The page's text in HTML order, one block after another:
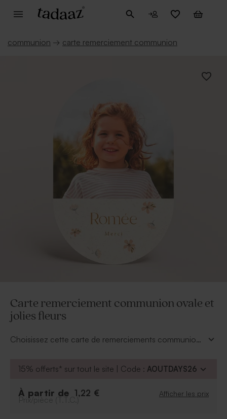
communion → carte remerciement communion
Carte remerciement communion ovale et
jolies fleurs
Choisissez cette carte de remerciements communion
cette journée un souvenir inoubliable. Ajoutez le plus
prête à être distribuée. Ses 2 volets laisseront
15% offerts* sur tout le site | Code : AOUTDAYS26
À partir de 1,22 € Afficher les prix
Prix/pièce (T.T.C.)